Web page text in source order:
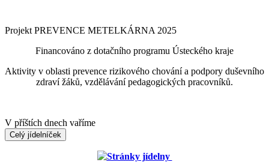
Projekt PREVENCE METELKÁRNA 2025
Financováno z dotačního programu Ústeckého kraje
Aktivity v oblasti prevence rizikového chování a podpory duševního
zdraví žáků, vzdělávání pedagogických pracovníků.
V příštích dnech vaříme
Celý jídelníček
Stránky jídelny